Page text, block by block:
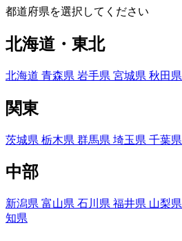
都道府県を選択してください
北海道・東北
北海道 青森県 岩手県 宮城県 秋田県
関東
茨城県 栃木県 群馬県 埼玉県 千葉県
中部
新潟県 富山県 石川県 福井県 山梨県
知県